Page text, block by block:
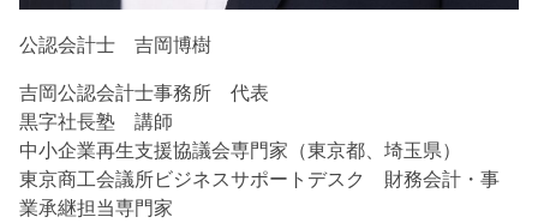
公認会計士 吉岡博樹
吉岡公認会計士事務所 代表
黒字社長塾 講師
中小企業再生支援協議会専門家（東京都、埼玉県）
東京商工会議所ビジネスサポートデスク 財務会計・事
業承継担当専門家